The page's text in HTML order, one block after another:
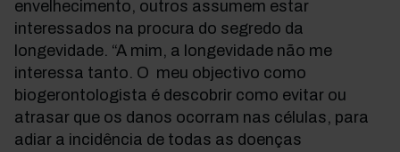
envelhecimento, outros assumem estar
interessados na procura do segredo da
longevidade. “A mim, a longevidade não me
interessa tanto. O meu objectivo como
biogerontologista é descobrir como evitar ou
atrasar que os danos ocorram nas células, para
adiar a incidência de todas as doenças